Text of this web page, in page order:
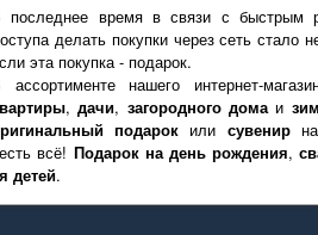
последнее время в связи с быстрым
делать покупки через сеть стало
эта покупка - подарок.
ассортименте нашего интернет-
,дачи, загородного домаи
подарок или сувенир
всё! Подарок на день рождения,
детей.